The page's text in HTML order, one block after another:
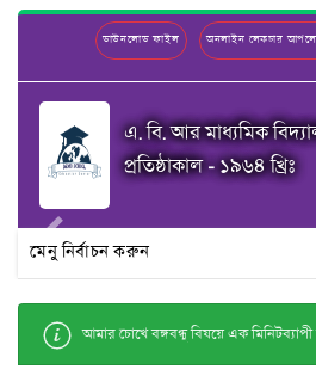
ডাউনলোড ফাইল অনলাইন লেকচার
এ. বি. আর মাধ্যমিক
প্রতিষ্ঠাকাল - ১৯৬৪ খ্রিঃ
Previous
মেনু নির্বাচন করুন
আমার চোখে বঙ্গবন্ধু বিষয়ে এক মিনিটব্যাপী